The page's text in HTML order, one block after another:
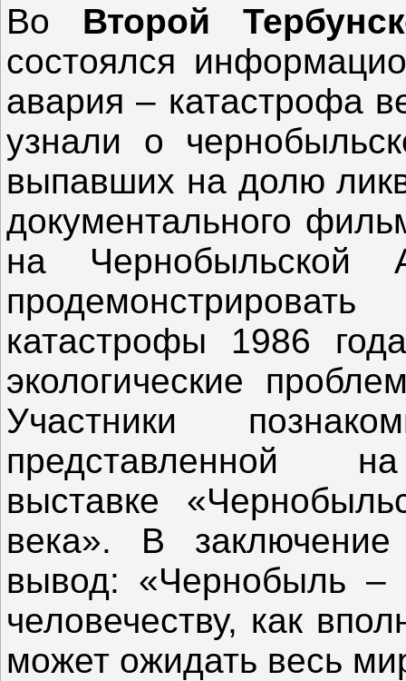
Во Второй
состоялся
авария – катастрофа
узнали о
выпавших на долю
документального
на Чернобыльской
катастрофы 1986
экологические
Участники
представленной
выставке
века». В
вывод: «Чернобыль –
человечеству, как
может ожидать весь